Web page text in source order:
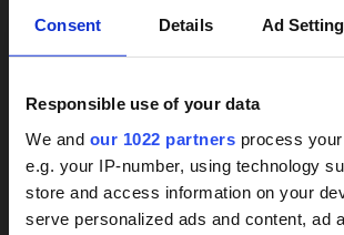
Consent Details Ad
Responsible use of your data
We and our 1022 partners process
e.g. your IP-number, using technology
store and access information on your
serve personalized ads and content, ad
absolut legal! Erfassen Sie den
unseren Fragebogen online: http://
med.de/fragebogen/ oder Lassen Sie
unverbindlich beraten: Mobil: 0176
0302 178 2106 Wir kümmern uns im
komplette Organisation und
Einsatz innerhalb von 3 – 7 Tagen
geprüftes Pflegepersonal ~ 24
24h-